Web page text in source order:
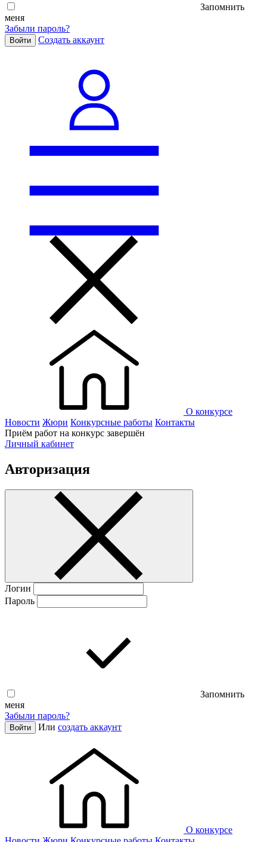
Запомнить
меня
Забыли пароль?
Войти Cоздать аккаунт
О конкурсе
Новости Жюри Конкурсные работы Контакты
Приём работ на конкурс завершён
Личный кабинет
Авторизация
Логин
Пароль
Запомнить
меня
Забыли пароль?
Войти Или создать аккаунт
О конкурсе